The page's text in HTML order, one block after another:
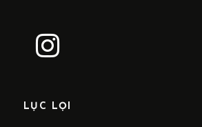
LỤC LỌI